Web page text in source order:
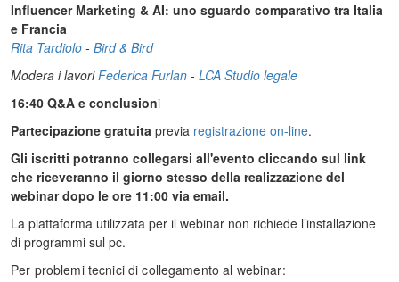
Influencer Marketing & AI: uno sguardo comparativo tra Italia
e Francia
Rita Tardiolo - Bird & Bird
Modera i lavoriFederica Furlan - LCA Studio legale
16:40 Q&A e conclusioni
Partecipazione gratuita previa registrazione on-line.
Gli iscritti potranno collegarsi all'evento cliccando sul link
che riceveranno il giorno stesso della realizzazione del
webinar dopo le ore 11:00 via email.
La piattaforma utilizzata per il webinar non richiede l’installazione
di programmi sul pc.
Per problemi tecnici di collegamento al webinar: